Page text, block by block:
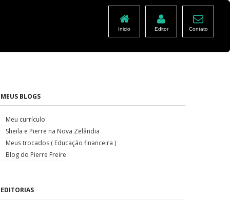
Inicio Editor Contato
MEUS BLOGS
Meu currículo
Sheila e Pierre na Nova Zelândia
Meus trocados ( Educação financeira )
Blog do Pierre Freire
EDITORIAS